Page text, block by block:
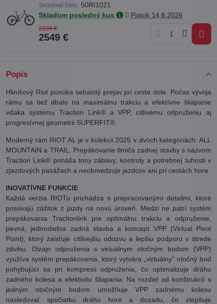
Skladové číslo: 50RI1021
Skladom posledný kus
Piatok 14.8.2026
2899 €
2549 €
Popis
Hliníkový Riot ponúka sebaistý prejav pri ceste dole. Počas vývoja
rámu sa tiež dbalo na maximálnu trakciu a efektívne šliapanie
vďaka systému Traction Link® a VPP, citlivému odpruženiu aj
progresívnej geometrii SUPERFIT®.
Moderný rám RIOT AL je v kolekcii 2025 v dvoch kategóriách: ALL
MOUNTAIN a TRAIL. Prepákovanie tlmiča zadnej stavby s názvom
Traction Link® prináša tony zábavy, kontroly a potrebnej tuhosti v
zjazdových pasážach a neobmedzuje jazdcov ani pri cestách hore.
INOVATÍVNE FUNKCIE
Každá verzia RIOTu prichádza s prepracovanými detailmi, ktoré
posúvajú zážitok z jazdy na novú úroveň. Medzi ne patrí systém
prepákovania Tractionlink pre optimálnu trakciu a odpruženie,
pevná, jednodielna zadná stavba a koncept VPP (Virtual Pivot
Point), ktorý zaisťuje citlivejšiu odozvu a lepšiu podporu v strede
zdvihu. Dizajn odpruženia s virtuálnym otočným bodom (VPP)
využíva systém prepákovania, ktorý vytvára „virtuálny" otočný bod
pohybujúci sa pri kompresii odpruženia, čo optimalizuje dráhu
zadného kolesa a efektivitu šliapania. Na rozdiel od konštrukcií s
jedným otočným bodom umožňuje VPP zadnému kolesu
nasledovať spočiatku dráhu hore a dozadu, čo zlepšuje